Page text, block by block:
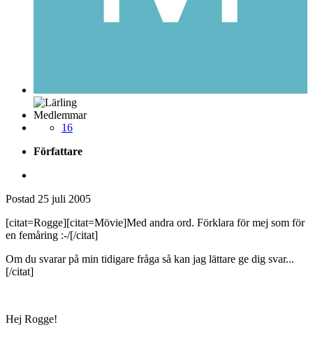
Medlemmar
16
Författare
Postad 25 juli 2005
[citat=Rogge][citat=Mövie]Med andra ord. Förklara för mej som för
en femåring :-/[/citat]
Om du svarar på min tidigare fråga så kan jag lättare ge dig svar...
[/citat]
Hej Rogge!